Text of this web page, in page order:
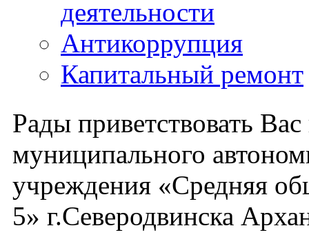
деятельности
Антикоррупция
Капитальный ремонт
Рады приветствовать
муниципального
учреждения «Средняя
5» г.Северодвинска